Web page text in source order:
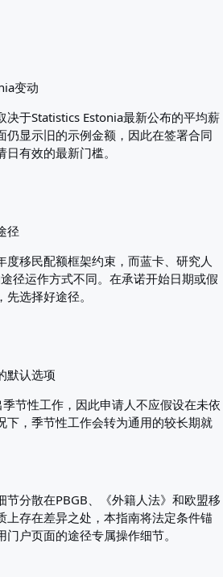
变动
决于Statistics Estonia最新公布的平均薪
仍显示旧的示例金额，因此在签署合同
有效的最新门槛。
径
度移民配额框架约束，而蓝卡、研究人
径运作方式不同。在承诺开始日期或假
选择好途径。
默认选项
节性工作，因此申请人不应假设在未依
下，季节性工作会转为通用的较长期就
节分散在PBGB、《外籍人法》和欧盟移
上存在差异之处，本指南将法定条件锚
户页面的途径专属操作细节。